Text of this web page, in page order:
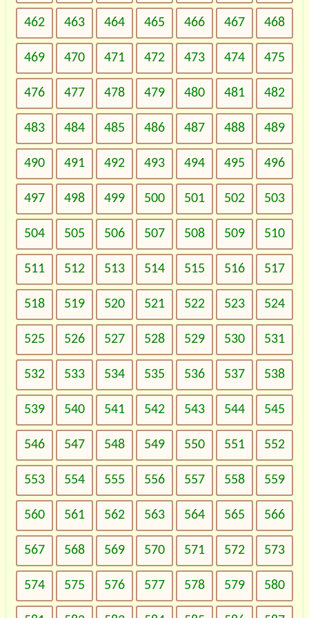
462 463 464 465 466 467 468
469 470 471 472 473 474 475
476 477 478 479 480 481 482
483 484 485 486 487 488 489
490 491 492 493 494 495 496
497 498 499 500 501 502 503
504 505 506 507 508 509 510
511 512 513 514 515 516 517
518 519 520 521 522 523 524
525 526 527 528 529 530 531
532 533 534 535 536 537 538
539 540 541 542 543 544 545
546 547 548 549 550 551 552
553 554 555 556 557 558 559
560 561 562 563 564 565 566
567 568 569 570 571 572 573
574 575 576 577 578 579 580